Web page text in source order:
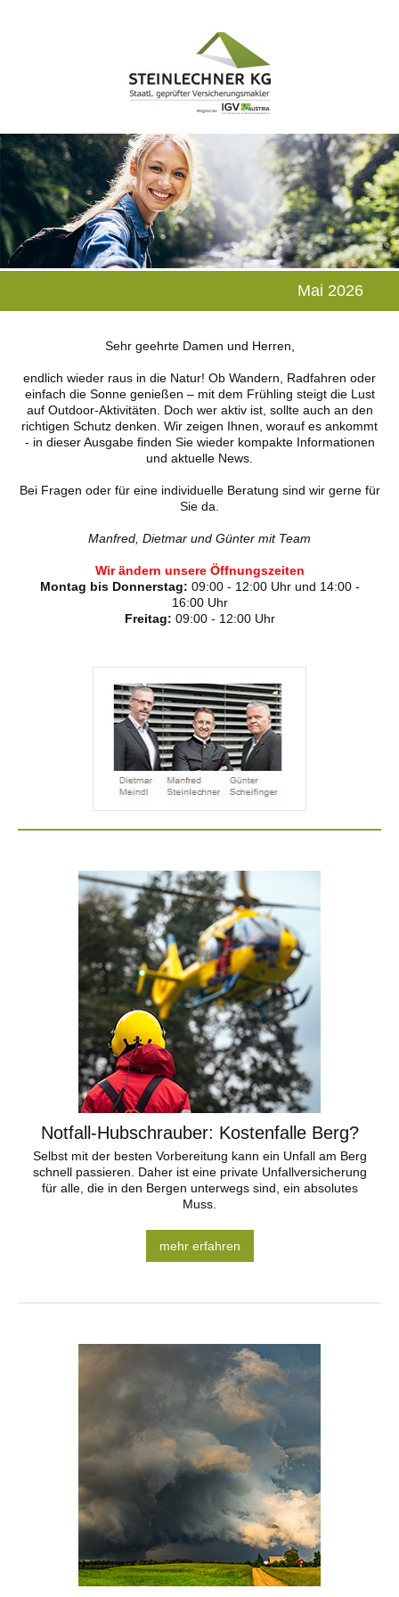
Mai 2026
Sehr geehrte Damen und Herren,
endlich wieder raus in die Natur! Ob Wandern, Radfahren oder
einfach die Sonne genießen – mit dem Frühling steigt die Lust
auf Outdoor-Aktivitäten. Doch wer aktiv ist, sollte auch an den
richtigen Schutz denken. Wir zeigen Ihnen, worauf es ankommt
- in dieser Ausgabe finden Sie wieder kompakte Informationen
und aktuelle News.
Bei Fragen oder für eine individuelle Beratung sind wir gerne für
Sie da.
Manfred, Dietmar und Günter mit Team
Wir ändern unsere Öffnungszeiten
Montag bis Donnerstag: 09:00 - 12:00 Uhr und 14:00 -
16:00 Uhr
Freitag: 09:00 - 12:00 Uhr
Notfall-Hubschrauber: Kostenfalle Berg?
Selbst mit der besten Vorbereitung kann ein Unfall am Berg
schnell passieren. Daher ist eine private Unfallversicherung
für alle, die in den Bergen unterwegs sind, ein absolutes
Muss.
mehr erfahren